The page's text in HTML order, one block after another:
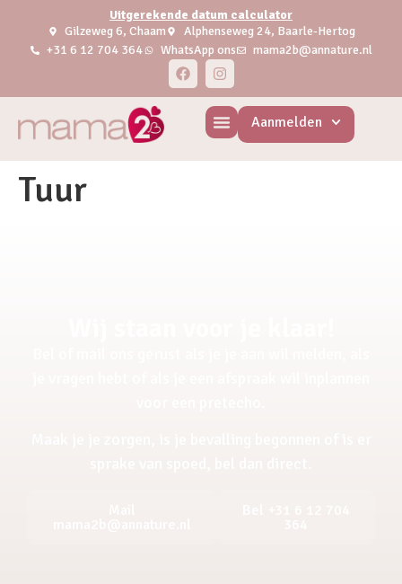
Uitgerekende datum calculator
Gilzeweg 6, Chaam
Alphenseweg 24, Baarle-Hertog
+31 6 12 704 364
WhatsApp ons mama2b@annature.nl
Aanmelden
Tuur